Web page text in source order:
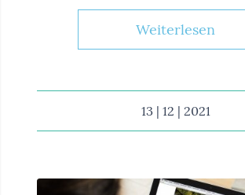
Weiterlesen
13 | 12 | 2021